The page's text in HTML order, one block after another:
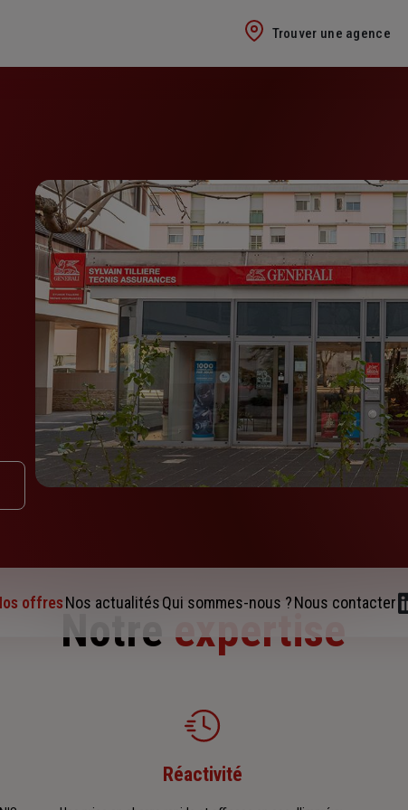
Trouver une agence
offresNos actualitésQui sommes-nous ?Nous contacter
Notre expertise
Réactivité